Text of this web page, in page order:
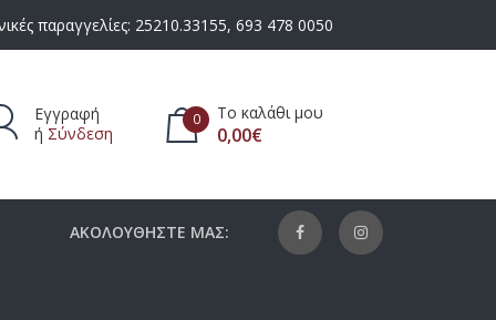
παραγγελίες: 25210.33155, 693 478 0050
Εγγραφή
ή Σύνδεση
0 Το καλάθι μου
0,00€
ΑΚΟΛΟΥΘΗΣΤΕ ΜΑΣ: